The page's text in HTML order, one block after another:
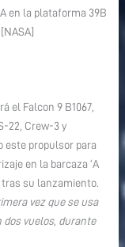
en la plataforma 39B
el Falcon 9 B1067,
22, Crew-3 y
este propulsor para
en la barcaza ‘A
tras su lanzamiento.
vez que se usa
dos vuelos, durante